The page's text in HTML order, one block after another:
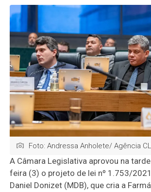
Foto: Andressa Anholete/ Agência
A Câmara Legislativa aprovou na
feira (3) o projeto de lei nº 1.753/
Daniel Donizet (MDB), que cria a